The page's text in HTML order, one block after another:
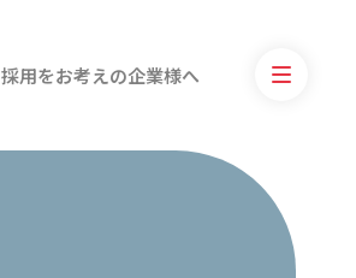
採用をお考えの企業様へ